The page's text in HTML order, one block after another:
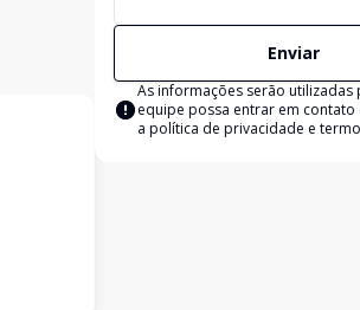
Enviar
As informações serão utilizadas
equipe possa entrar em
a política de privacidade e